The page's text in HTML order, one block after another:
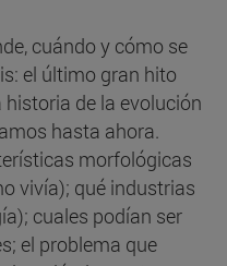
cuándo y cómo se
el último gran hito
de la evolución
hasta ahora.
morfológicas
vivía); qué industrias
cuales podían ser
el problema que